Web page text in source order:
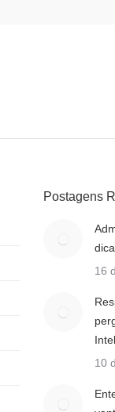
Postagens
16
10